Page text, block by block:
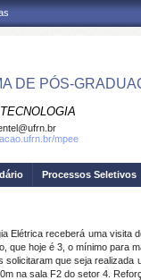
DE PÓS-
mpee
Processos Seletivos
Elétrica receberá uma
que hoje é 3, o mínimo
que seja
na sala F2 do setor 4.